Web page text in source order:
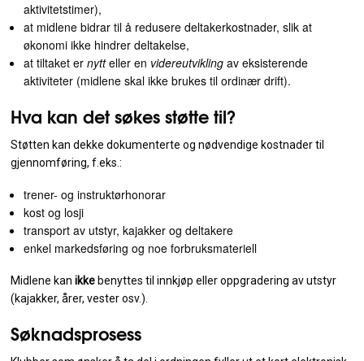
aktivitetstimer),
at midlene bidrar til å redusere deltakerkostnader, slik at
økonomi ikke hindrer deltakelse,
at tiltaket er nytteller en videreutviklingav eksisterende
aktiviteter (midlene skal ikke brukes til ordinær drift).
Hva kan det søkes støtte til?
Støtten kan dekke dokumenterte og nødvendige kostnader til
gjennomføring, f.eks.:
trener- og instruktørhonorar
kost og losji
transport av utstyr, kajakker og deltakere
enkel markedsføring og noe forbruksmateriell
Midlene kanikkebenyttes til innkjøp eller oppgradering av utstyr
(kajakker, årer, vester osv.).
Søknadsprosess